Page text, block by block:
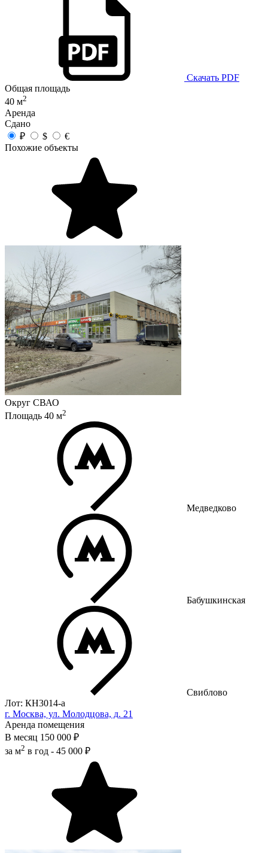
Скачать PDF
Общая площадь
40 м2
Аренда
Сдано
₽
$
€
Похожие объекты
Округ СВАО
Площадь 40 м2
Медведково
Бабушкинская
Свиблово
Лот: КН3014-a
г. Москва, ул. Молодцова, д. 21
Аренда помещения
В месяц 150 000 ₽
за м2 в год - 45 000 ₽